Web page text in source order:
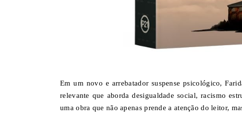
Em um novo e arrebatador suspense psicológico,
relevante que aborda desigualdade social, racismo
uma obra que não apenas prende a atenção do leitor,